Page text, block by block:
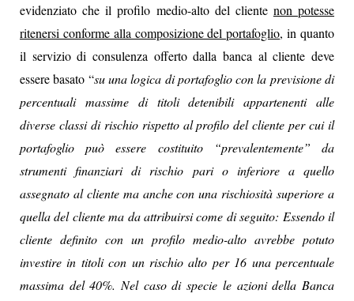
evidenziato che il profilo medio-alto del cliente non potesse
ritenersi conforme alla composizione del portafoglio, in quanto
il servizio di consulenza offerto dalla banca al cliente deve
essere basato “su una logica di portafoglio con la previsione di
percentuali massime di titoli detenibili appartenenti alle
diverse classi di rischio rispetto al profilo del cliente per cui il
portafoglio può essere costituito “prevalentemente” da
strumenti finanziari di rischio pari o inferiore a quello
assegnato al cliente ma anche con una rischiosità superiore a
quella del cliente ma da attribuirsi come di seguito: Essendo il
cliente definito con un profilo medio-alto avrebbe potuto
investire in titoli con un rischio alto per 16 una percentuale
massima del 40%. Nel caso di specie le azioni della Banca